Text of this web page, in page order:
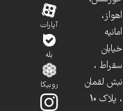
اهواز،
امانیه
خیابان
سقراط ،
نبش لقمان
، پلاک 10
آپارات
بله
روبیکا